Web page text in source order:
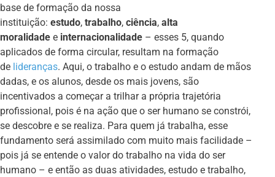
base de formação da nossa
instituição: estudo, trabalho, ciência, alta
moralidade e internacionalidade – esses 5, quando
aplicados de forma circular, resultam na formação
de lideranças. Aqui, o trabalho e o estudo andam de mãos
dadas, e os alunos, desde os mais jovens, são
incentivados a começar a trilhar a própria trajetória
profissional, pois é na ação que o ser humano se constrói,
se descobre e se realiza. Para quem já trabalha, esse
fundamento será assimilado com muito mais facilidade –
pois já se entende o valor do trabalho na vida do ser
humano – e então as duas atividades, estudo e trabalho,